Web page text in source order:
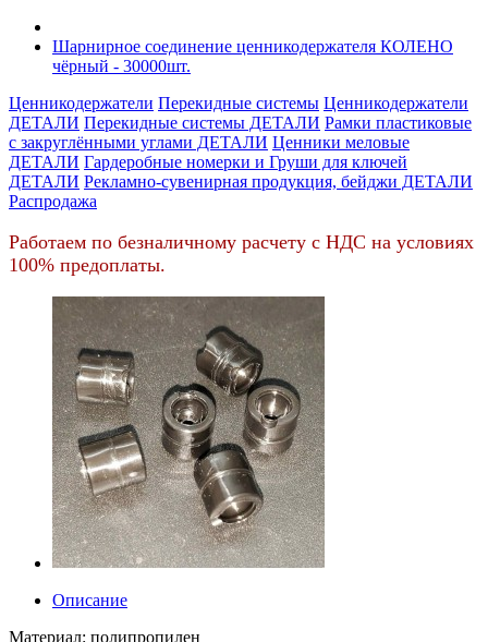
Шарнирное соединение ценникодержателя КОЛЕНО
чёрный - 30000шт.
Ценникодержатели Перекидные системы Ценникодержатели
ДЕТАЛИ Перекидные системы ДЕТАЛИ Рамки пластиковые
c закруглёнными углами ДЕТАЛИ Ценники меловые
ДЕТАЛИ Гардеробные номерки и Груши для ключей
ДЕТАЛИ Рекламно-сувенирная продукция, бейджи ДЕТАЛИ
Распродажа
Работаем по безналичному расчету с НДС на условиях
100% предоплаты.
Описание
Материал: полипропилен